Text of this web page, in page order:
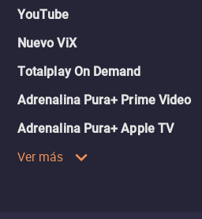
YouTube
Nuevo ViX
Totalplay On Demand
Adrenalina Pura+ Prime Video
Adrenalina Pura+ Apple TV
Ver más